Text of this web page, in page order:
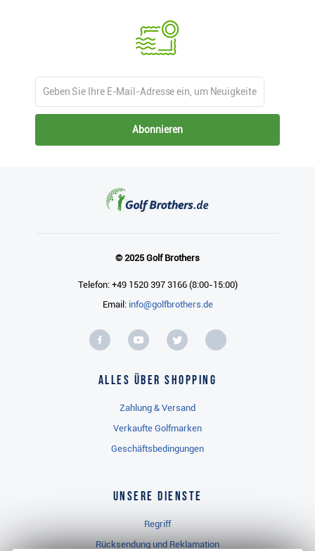
Abonnieren
© 2025 Golf Brothers
Telefon: +49 1520 397 3166 (8:00-15:00)
Email: info@golfbrothers.de
Alles über Shopping
Zahlung & Versand
Verkaufte Golfmarken
Geschäftsbedingungen
Unsere Dienste
Regriff
Rücksendung und Reklamation